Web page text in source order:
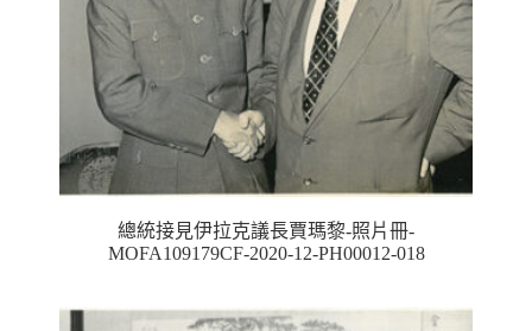
總統接見伊拉克議長賈瑪黎-照片冊-
MOFA109179CF-2020-12-PH00012-018